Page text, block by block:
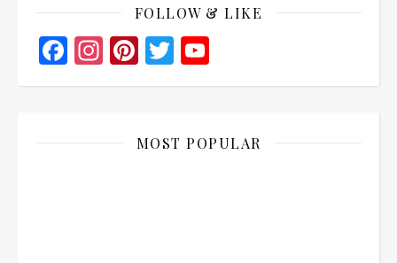
FOLLOW & LIKE
Facebook
Instagram
Pinterest
Twitter
Channel
MOST POPULAR